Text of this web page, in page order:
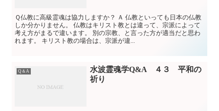
Ｑ仏教に高級霊魂は協力しますか？ Ａ 仏教といっても日本の仏教
しか分かりません。 仏教はキリスト教とは違って、宗派によって
考え方がまるで違います。 別の宗教、と言った方が適当だと思わ
れます。 キリスト教の場合は、宗派が違...
Q＆A
水波霊魂学Q&A ４３ 平和の
祈り